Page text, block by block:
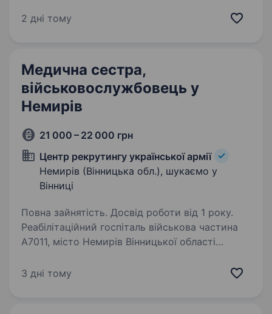
на роботумедсестер та медбратів у м.Вінниця
2 дні тому
Медична сестра,
військовослужбовець у
Немирів
21 000 – 22 000 грн
Центр рекрутингу української армії
Немирів (Вінницька обл.), шукаємо у
Вінниці
Повна зайнятість. Досвід роботи від 1 року.
Реабілітаційний госпіталь військова частина
А7011, місто Немирів Вінницької області
років; заборона до вживання алкоголю
3 дні тому